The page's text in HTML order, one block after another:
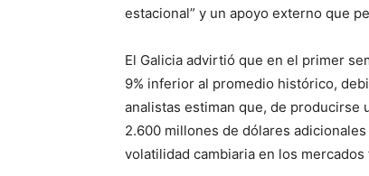
estacional” y un apoyo externo que
El Galicia advirtió que en el primer
9% inferior al promedio histórico,
analistas estiman que, de producirse
2.600 millones de dólares
volatilidad cambiaria en los